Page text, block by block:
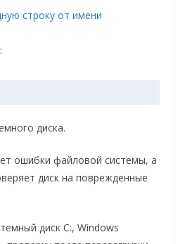
строку от имени
диска.
ошибки файловой системы, а
диск на поврежденные
диск C:, Windows